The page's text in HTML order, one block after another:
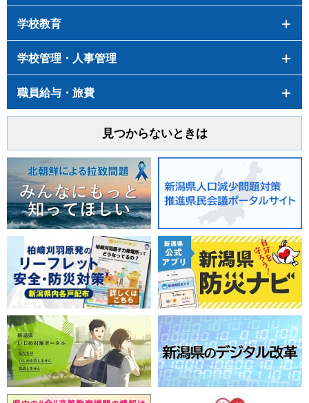
学校教育
学校管理・人事管理
職員給与・旅費
見つからないときは